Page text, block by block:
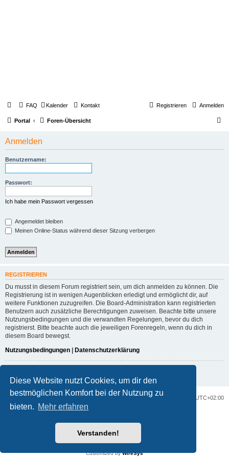
Diese Website nutzt Cookies, um dir den
bestmöglichen Komfort bei der Nutzung zu
bieten. Mehr erfahren
Verstanden!
FAQ Kalender Kontakt Anmelden
Registrieren
Portal Foren-Übersicht
Anmelden
Benutzername:
Passwort:
Ich habe mein Passwort vergessen
Angemeldet bleiben
Meinen Online-Status während dieser Sitzung verbergen
REGISTRIEREN
Du musst in diesem Forum registriert sein, um dich anmelden zu können. Die
Registrierung ist in wenigen Augenblicken erledigt und ermöglicht dir, auf
weitere Funktionen zuzugreifen. Die Board-Administration kann registrierten
Benutzern auch zusätzliche Berechtigungen zuweisen. Beachte bitte unsere
Nutzungsbedingungen und die verwandten Regelungen, bevor du dich
registrierst. Bitte beachte auch die jeweiligen Forenregeln, wenn du dich in
diesem Board bewegst.
Nutzungsbedingungen | Datenschutzerklärung
Portal Foren-Übersicht Alle Zeiten sind UTC+02:00
phpBB.de
Datenschutz|Nutzungsbedingungen
Customized byWireSys